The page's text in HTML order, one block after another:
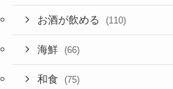
お酒が飲める (110)
海鮮 (66)
和食 (75)